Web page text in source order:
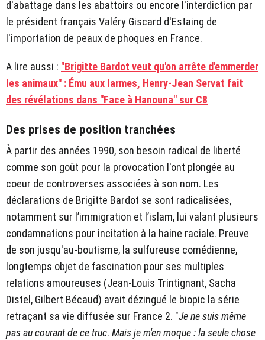
d'abattage dans les abattoirs ou encore l'interdiction par
le président français Valéry Giscard d'Estaing de
l'importation de peaux de phoques en France.
A lire aussi : "Brigitte Bardot veut qu'on arrête d'emmerder
les animaux" : Ému aux larmes, Henry-Jean Servat fait
des révélations dans "Face à Hanouna" sur C8
Des prises de position tranchées
À partir des années 1990, son besoin radical de liberté
comme son goût pour la provocation l'ont plongée au
coeur de controverses associées à son nom. Les
déclarations de Brigitte Bardot se sont radicalisées,
notamment sur l’immigration et l’islam, lui valant plusieurs
condamnations pour incitation à la haine raciale. Preuve
de son jusqu'au-boutisme, la sulfureuse comédienne,
longtemps objet de fascination pour ses multiples
relations amoureuses (Jean-Louis Trintignant, Sacha
Distel, Gilbert Bécaud) avait dézingué le biopic la série
retraçant sa vie diffusée sur France 2. "Je ne suis même
pas au courant de ce truc. Mais je m'en moque : la seule chose